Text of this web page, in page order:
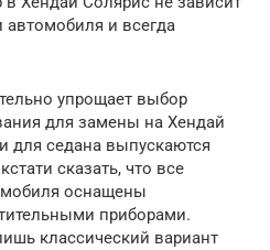
и всегда
упрощает выбор
для замены на Хендай
для седана выпускаются
сказать, что все
оснащены
приборами.
классический вариант